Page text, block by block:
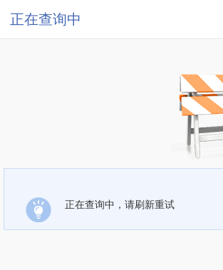
正在查询中
正在查询中，请刷新重试